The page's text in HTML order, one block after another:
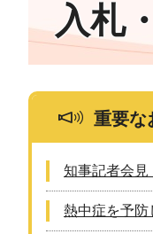
入札
重要な
知事記者会見
熱中症を予防